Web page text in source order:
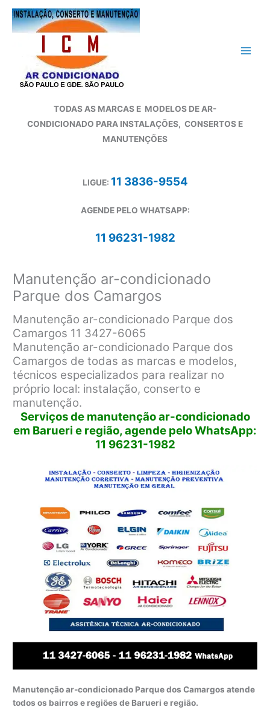
para
TODAS AS MARCAS E MODELOS DE AR-
CONDICIONADO PARA INSTALAÇÕES, CONSERTOS E
MANUTENÇÕES
LIGUE: 11 3836-9554
AGENDE PELO WHATSAPP:
11 96231-1982
Manutenção ar-condicionado
Parque dos Camargos
Manutenção ar-condicionado Parque dos
Camargos 11 3427-6065
Manutenção ar-condicionado Parque dos
Camargos de todas as marcas e modelos,
técnicos especializados para realizar no
próprio local: instalação, conserto e
manutenção.
Serviços de manutenção ar-condicionado
em Barueri e região, agende pelo WhatsApp:
11 96231-1982
Manutenção ar-condicionado Parque dos Camargos atende
todos os bairros e regiões de Barueri e região.